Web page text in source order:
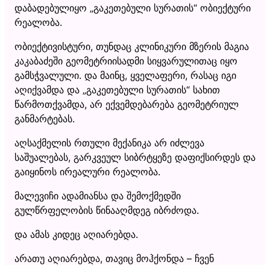
დაბადებულიყო „გაკეთებული სურათის“ ობიექტური
რეალობა.
ობიექტივისტური, თუნდაც კლინიკური მზერის მაგია
კაკაბაძეში გეომეტრიისადმი სიყვარულითაც იყო
გამსჭვალული. და მაინც, ყველაფერი, რასაც იგი
აღიქვამდა და „გაკეთებული სურათის“ სახით
წარმოთქვამდა, არ ექვემდებარება გეომეტრიულ
განმარტებას.
აღსაქმელის რთული მექანიკა არ იძლევა
საშუალებას, გარკვეულ სიბრტყეზე დაფიქსირდეს და
გაიყინოს ირეალური რეალობა.
მალევიჩი ადამიანსა და შემოქმედში
გულწრფელობის წინააღმდეგ იბრძოდა.
და ამას კიდეც აღიარებდა.
არათუ აღიარებდა, თავიც მოჰქონდა – ჩვენ